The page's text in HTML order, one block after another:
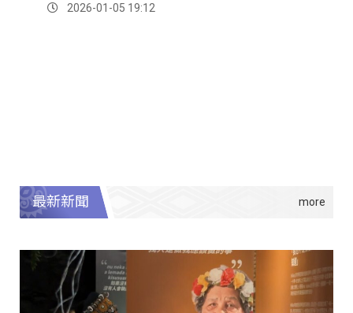
2026-01-05 19:12
最新新聞